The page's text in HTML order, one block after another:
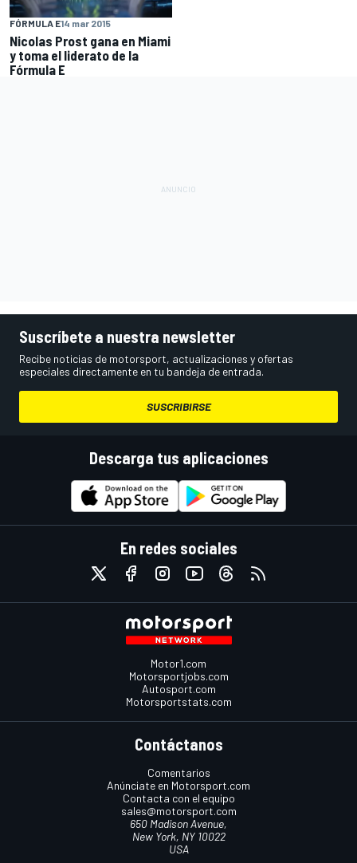
FÓRMULA E14 mar 2015
Nicolas Prost gana en Miami
y toma el liderato de la
Fórmula E
Suscríbete a nuestra newsletter
Recibe noticias de motorsport, actualizaciones y ofertas
especiales directamente en tu bandeja de entrada.
SUSCRIBIRSE
Descarga tus aplicaciones
En redes sociales
Motor1.com
Motorsportjobs.com
Autosport.com
Motorsportstats.com
Contáctanos
Comentarios
Anúnciate en Motorsport.com
Contacta con el equipo
sales@motorsport.com
650 Madison Avenue,
New York, NY 10022
USA